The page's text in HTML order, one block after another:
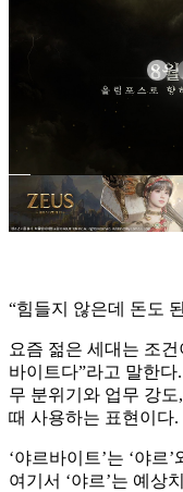
“힘들지 않은데 돈도
요즘 젊은 세대는 조
바이트다”라고 말한
무 분위기와 업무 강
때 사용하는 표현이다.
‘야르바이트’는 ‘야르
여기서 ‘야르’는 예상